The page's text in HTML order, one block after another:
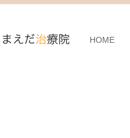
HOME